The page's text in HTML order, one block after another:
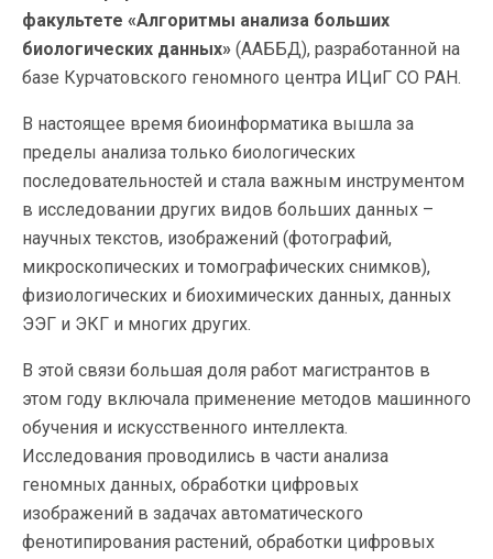
факультете «Алгоритмы анализа больших
биологических данных» (ААББД), разработанной на
базе Курчатовского геномного центра ИЦиГ СО РАН.
В настоящее время биоинформатика вышла за
пределы анализа только биологических
последовательностей и стала важным инструментом
в исследовании других видов больших данных –
научных текстов, изображений (фотографий,
микроскопических и томографических снимков),
физиологических и биохимических данных, данных
ЭЭГ и ЭКГ и многих других.
В этой связи большая доля работ магистрантов в
этом году включала применение методов машинного
обучения и искусственного интеллекта.
Исследования проводились в части анализа
геномных данных, обработки цифровых
изображений в задачах автоматического
фенотипирования растений, обработки цифровых